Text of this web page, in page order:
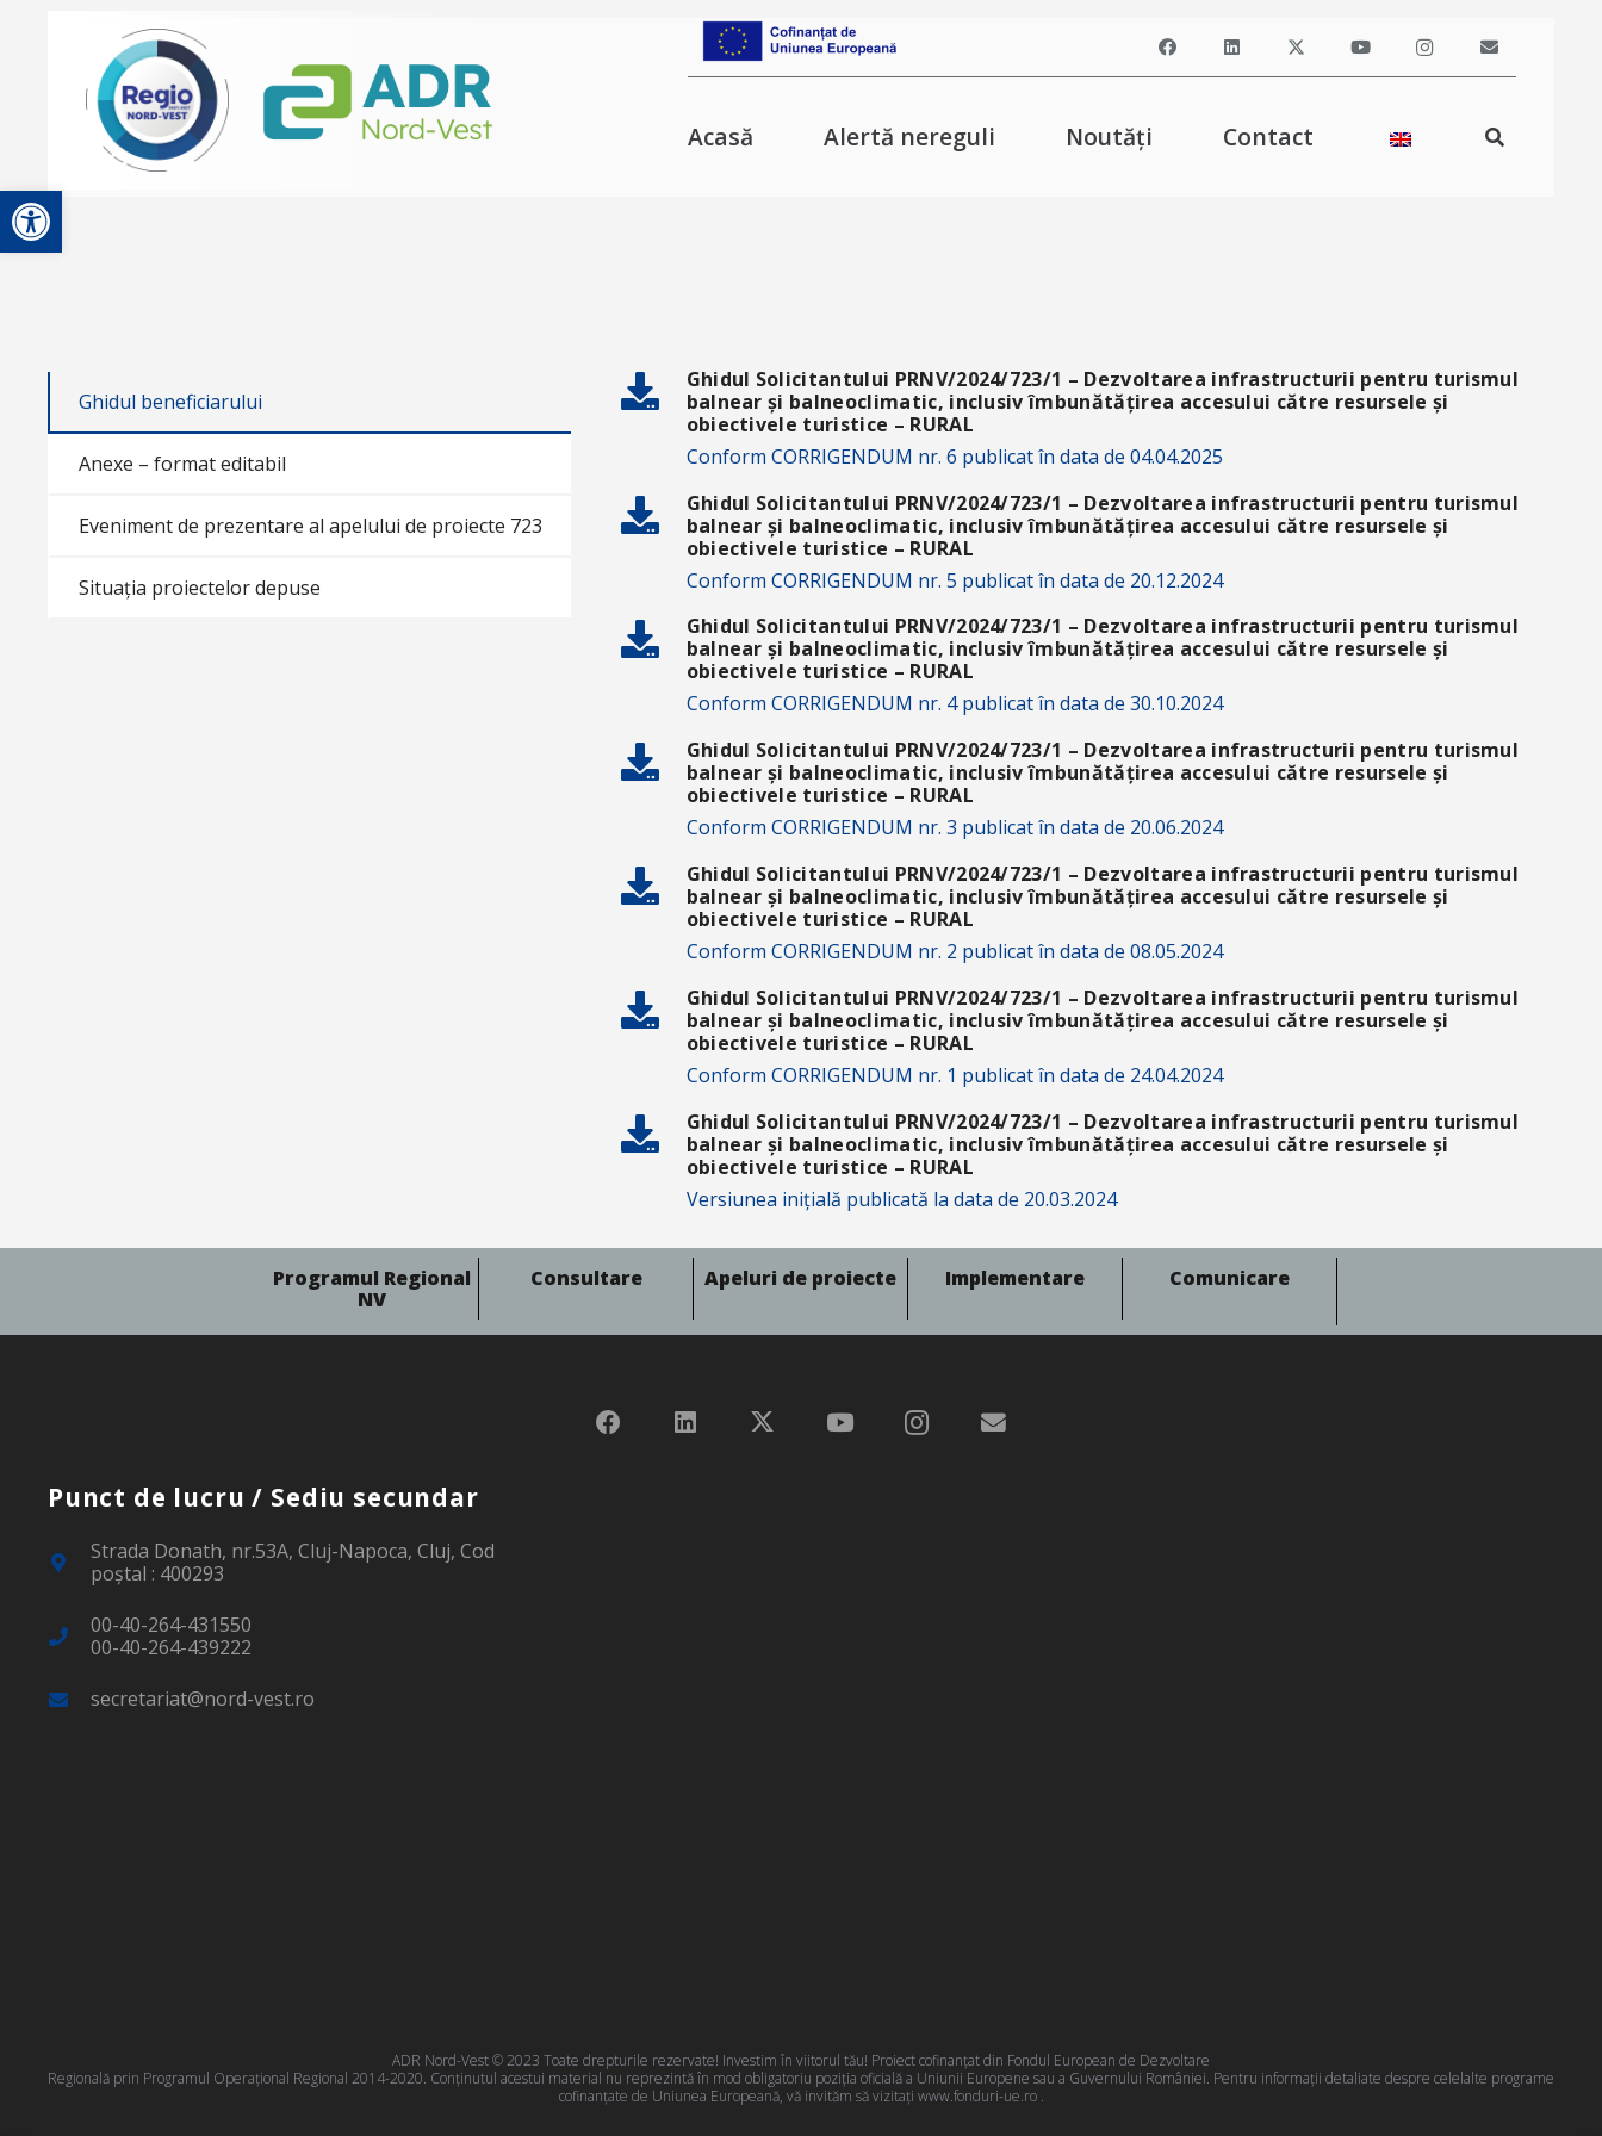
Deschide bara de unelte
Acasă Alertă nereguli Noutăți Contact
Ghidul beneficiarului
Anexe – format editabil
Eveniment de prezentare al apelului de proiecte 723
Situația proiectelor depuse
Ghidul Solicitantului PRNV/2024/723/1 – Dezvoltarea infrastructurii pentru turismul
balnear și balneoclimatic, inclusiv îmbunătățirea accesului către resursele și
obiectivele turistice – RURAL
Conform CORRIGENDUM nr. 6 publicat în data de 04.04.2025
Ghidul Solicitantului PRNV/2024/723/1 – Dezvoltarea infrastructurii pentru turismul
balnear și balneoclimatic, inclusiv îmbunătățirea accesului către resursele și
obiectivele turistice – RURAL
Conform CORRIGENDUM nr. 5 publicat în data de 20.12.2024
Ghidul Solicitantului PRNV/2024/723/1 – Dezvoltarea infrastructurii pentru turismul
balnear și balneoclimatic, inclusiv îmbunătățirea accesului către resursele și
obiectivele turistice – RURAL
Conform CORRIGENDUM nr. 4 publicat în data de 30.10.2024
Ghidul Solicitantului PRNV/2024/723/1 – Dezvoltarea infrastructurii pentru turismul
balnear și balneoclimatic, inclusiv îmbunătățirea accesului către resursele și
obiectivele turistice – RURAL
Conform CORRIGENDUM nr. 3 publicat în data de 20.06.2024
Ghidul Solicitantului PRNV/2024/723/1 – Dezvoltarea infrastructurii pentru turismul
balnear și balneoclimatic, inclusiv îmbunătățirea accesului către resursele și
obiectivele turistice – RURAL
Conform CORRIGENDUM nr. 2 publicat în data de 08.05.2024
Ghidul Solicitantului PRNV/2024/723/1 – Dezvoltarea infrastructurii pentru turismul
balnear și balneoclimatic, inclusiv îmbunătățirea accesului către resursele și
obiectivele turistice – RURAL
Conform CORRIGENDUM nr. 1 publicat în data de 24.04.2024
Ghidul Solicitantului PRNV/2024/723/1 – Dezvoltarea infrastructurii pentru turismul
balnear și balneoclimatic, inclusiv îmbunătățirea accesului către resursele și
obiectivele turistice – RURAL
Versiunea inițială publicată la data de 20.03.2024
Programul Regional
NV
Consultare Apeluri de proiecte Implementare Comunicare
Punct de lucru / Sediu secundar
Strada Donath, nr.53A, Cluj-Napoca, Cluj, Cod
poştal : 400293
00-40-264-431550
00-40-264-439222
secretariat@nord-vest.ro
ADR Nord-Vest © 2023 Toate drepturile rezervate! Investim în viitorul tău! Proiect cofinanțat din Fondul European de Dezvoltare
Regională prin Programul Operațional Regional 2014-2020. Conţinutul acestui material nu reprezintă în mod obligatoriu poziţia oficială a Uniunii Europene sau a Guvernului României. Pentru informații detaliate despre celelalte programe
cofinanțate de Uniunea Europeană, vă invităm să vizitați www.fonduri-ue.ro.